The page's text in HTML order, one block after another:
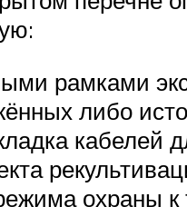
рамками
либо
кабелей
охраны